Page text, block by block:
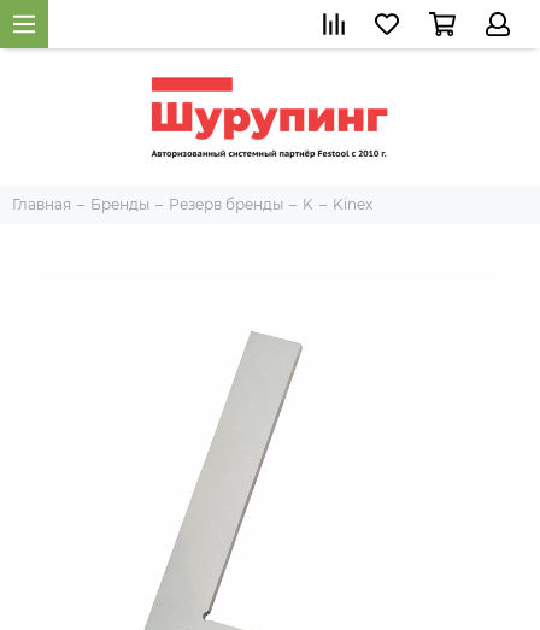
Главная Бренды Резерв бренды K Kinex